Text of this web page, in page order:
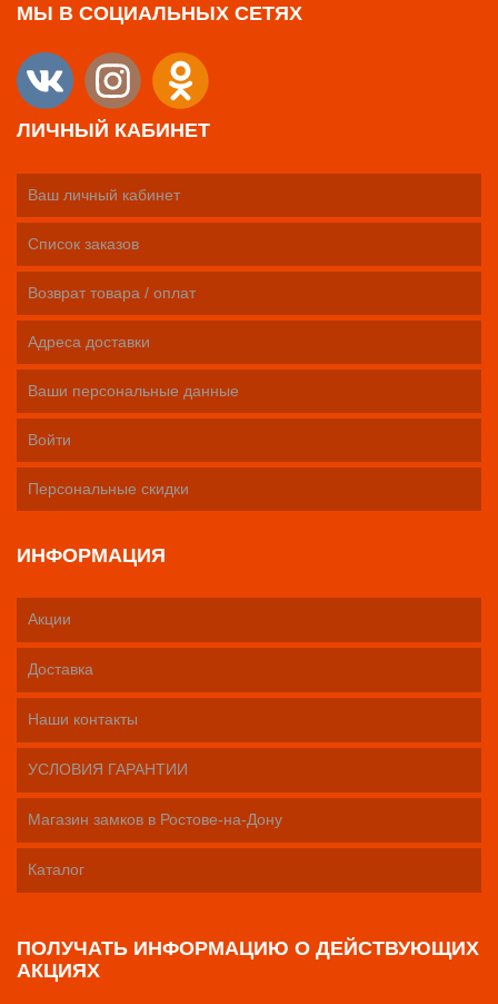
МЫ В СОЦИАЛЬНЫХ СЕТЯХ
ЛИЧНЫЙ КАБИНЕТ
Ваш личный кабинет
Список заказов
Возврат товара / оплат
Адреса доставки
Ваши персональные данные
Войти
Персональные скидки
ИНФОРМАЦИЯ
Акции
Доставка
Наши контакты
УСЛОВИЯ ГАРАНТИИ
Магазин замков в Ростове-на-Дону
Каталог
ПОЛУЧАТЬ ИНФОРМАЦИЮ О ДЕЙСТВУЮЩИХ
АКЦИЯХ